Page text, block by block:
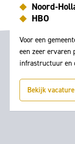
Noord-
HBO
Voor een
een zeer ervaren
infrastructuur en
Bekijk vacature